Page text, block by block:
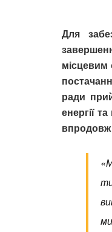
Для
місцевим
ради
енергії
впродовж